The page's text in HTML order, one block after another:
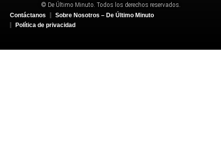
© De Último Minuto. Todos los derechos reservados.
Contáctanos
Sobre Nosotros – De Último Minuto
Política de privacidad